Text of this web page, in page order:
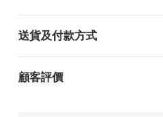
送貨及付款方式
顧客評價